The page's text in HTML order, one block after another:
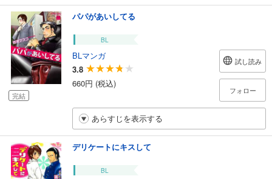
完結
パパがあいしてる
BL
BLマンガ
3.8
660円 (税込)
試し読み
フォロー
あらすじを表示する
デリケートにキスして
BL